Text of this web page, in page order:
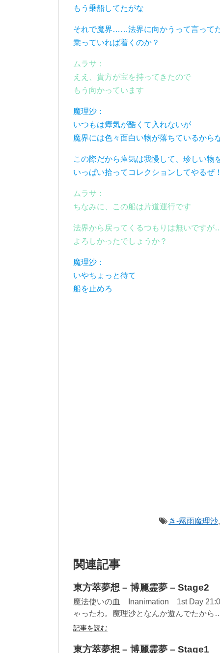
もう乗船してたがな
それで魔界……法界に向かうって言って
乗っていれば着くのか？
ムラサ：
ええ、貴方が宝を持ってきたので
もう向かっています
魔理沙：
いつもは瘴気が酷くて入れないが
魔界には色々面白い物が落ちているから
この際だから瘴気は我慢して、珍しい物
いっぱい拾ってコレクションしてやるぜ
ムラサ：
ちなみに、この船は片道運行です
法界から戻ってくるつもりは無いです
よろしかったでしょうか？
魔理沙：
いやちょっと待て
船を止めろ
き-霧雨魔理沙
関連記事
東方萃夢想 – 博麗霊夢 – Stage2
魔法使いの血 Inanimation 1st Day
ゃったわ。魔理沙となんか遊んでたか
記事を読む
東方萃夢想 – 博麗霊夢 – Stage1